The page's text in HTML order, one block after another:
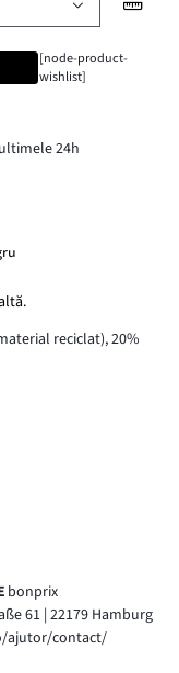
[node-product-
wishlist]
24h
reciclat), 20%
bonprix
61 | 22179 Hamburg
ajutor/contact/